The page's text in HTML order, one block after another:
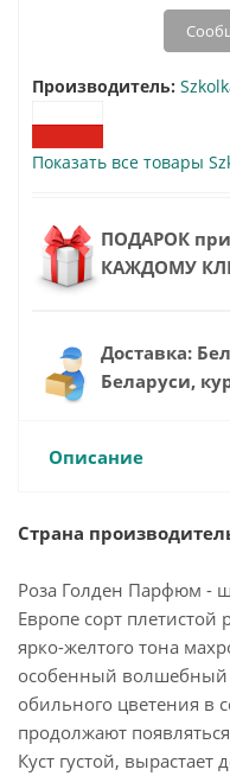
Производитель:
Показать все товары
ПОДАРОК
КАЖДОМУ
Доставка:
Беларуси,
Описание
Страна
Роза Голден Парфюм -
Европе сорт
ярко-желтого тона
особенный волшебный
обильного цветения в
продолжают
Куст густой,